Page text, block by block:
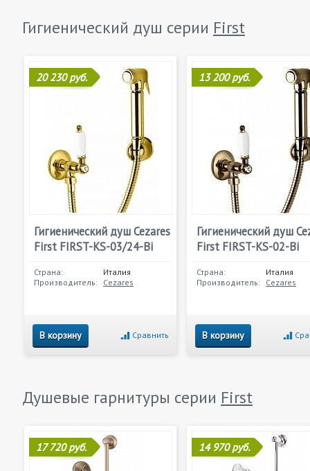
Гигиенический душ серии First
20 230 руб.
Гигиенический душ Cezares
First FIRST-KS-03/24-Bi
Страна:
Италия
Производитель: Cezares
В корзину Сравнить
13 200 руб.
Гигиенический душ
First FIRST-KS-02-Bi
Страна:
Италия
Производитель: Cezares
В корзину
Душевые гарнитуры серии First
17 720 руб. 14 970 руб.